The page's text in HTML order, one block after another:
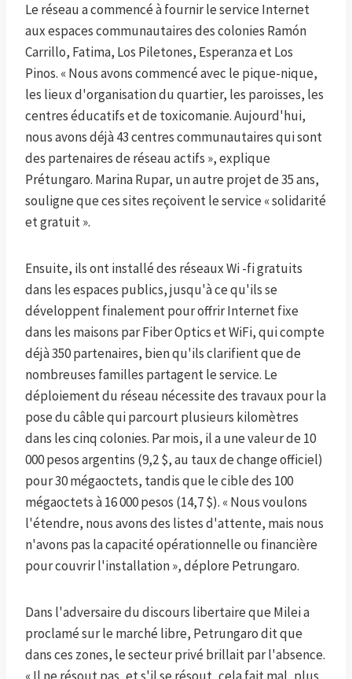
Le réseau a commencé à fournir le service Internet
aux espaces communautaires des colonies Ramón
Carrillo, Fatima, Los Piletones, Esperanza et Los
Pinos. « Nous avons commencé avec le pique-nique,
les lieux d'organisation du quartier, les paroisses, les
centres éducatifs et de toxicomanie. Aujourd'hui,
nous avons déjà 43 centres communautaires qui sont
des partenaires de réseau actifs », explique
Prétungaro. Marina Rupar, un autre projet de 35 ans,
souligne que ces sites reçoivent le service « solidarité
et gratuit ».
Ensuite, ils ont installé des réseaux Wi -fi gratuits
dans les espaces publics, jusqu'à ce qu'ils se
développent finalement pour offrir Internet fixe
dans les maisons par Fiber Optics et WiFi, qui compte
déjà 350 partenaires, bien qu'ils clarifient que de
nombreuses familles partagent le service. Le
déploiement du réseau nécessite des travaux pour la
pose du câble qui parcourt plusieurs kilomètres
dans les cinq colonies. Par mois, il a une valeur de 10
000 pesos argentins (9,2 $, au taux de change officiel)
pour 30 mégaoctets, tandis que le cible des 100
mégaoctets à 16 000 pesos (14,7 $). « Nous voulons
l'étendre, nous avons des listes d'attente, mais nous
n'avons pas la capacité opérationnelle ou financière
pour couvrir l'installation », déplore Petrungaro.
Dans l'adversaire du discours libertaire que Milei a
proclamé sur le marché libre, Petrungaro dit que
dans ces zones, le secteur privé brillait par l'absence.